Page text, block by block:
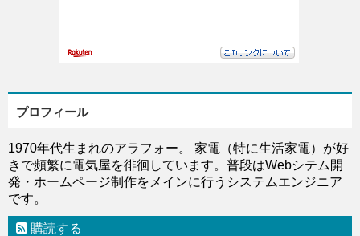
プロフィール
1970年代生まれのアラフォー。 家電（特に生活家電）が好
きで頻繁に電気屋を徘徊しています。普段はWebシテム開
発・ホームページ制作をメインに行うシステムエンジニア
です。
購読する